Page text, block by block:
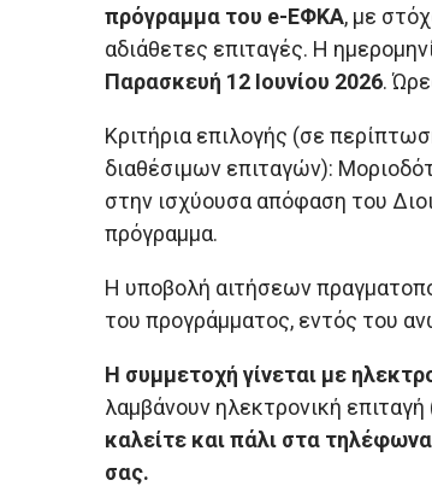
πρόγραμμα του e-ΕΦΚΑ, με
αδιάθετες επιταγές. Η
Παρασκευή 12 Ιουνίου 2026.
Κριτήρια επιλογής (σε
διαθέσιμων επιταγών):
στην ισχύουσα απόφαση του
πρόγραμμα.
Η υποβολή αιτήσεων
του προγράμματος, εντός του
Η συμμετοχή γίνεται με
λαμβάνουν ηλεκτρονική
καλείτε και πάλι στα τηλέφωνα
σας.